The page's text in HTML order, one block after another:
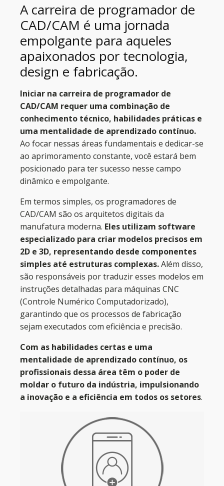
A carreira de programador de
CAD/CAM é uma jornada
empolgante para aqueles
apaixonados por tecnologia,
design e fabricação.
Iniciar na carreira de programador de
CAD/CAM requer uma combinação de
conhecimento técnico, habilidades práticas e
uma mentalidade de aprendizado contínuo.
Ao focar nessas áreas fundamentais e dedicar-se
ao aprimoramento constante, você estará bem
posicionado para ter sucesso nesse campo
dinâmico e empolgante.
Em termos simples, os programadores de
CAD/CAM são os arquitetos digitais da
manufatura moderna. Eles utilizam software
especializado para criar modelos precisos em
2D e 3D, representando desde componentes
simples até estruturas complexas.Além disso,
são responsáveis por traduzir esses modelos em
instruções detalhadas para máquinas CNC
(Controle Numérico Computadorizado),
garantindo que os processos de fabricação
sejam executados com eficiência e precisão.
Com as habilidades certas e uma
mentalidade de aprendizado contínuo, os
profissionais dessa área têm o poder de
moldar o futuro da indústria, impulsionando
a inovação e a eficiência em todos os setores.